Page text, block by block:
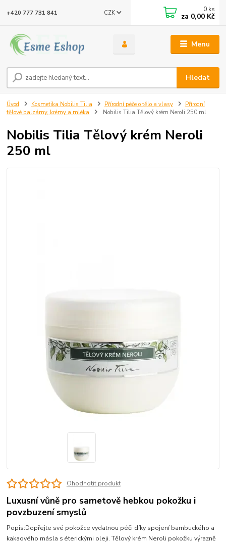
Menu
CZK
Hledat
+420 777 731 841 0 ks
za 0,00 Kč
Úvod Kosmetika Nobilis Tilia Přírodní péče o tělo a vlasy
Přírodní
tělové balzámy, krémy a mléka
Nobilis Tilia Tělový krém Neroli 250 ml
Nobilis Tilia Tělový krém Neroli
250 ml
Ohodnotit produkt
Luxusní vůně pro sametově hebkou pokožku i
povzbuzení smyslů
Popis:Dopřejte své pokožce vydatnou péči díky spojení bambuckého a
kakaového másla s éterickými oleji. Tělový krém Neroli pokožku výrazně